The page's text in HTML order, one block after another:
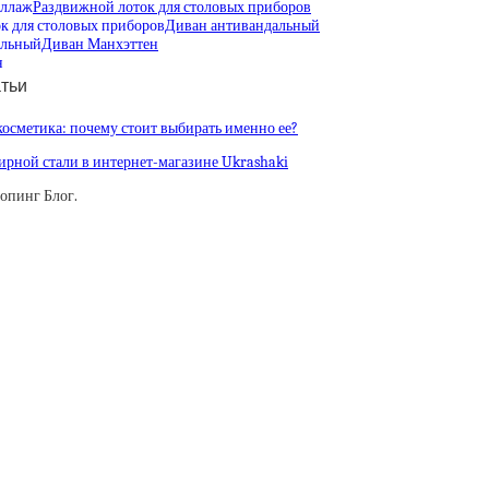
Раздвижной лоток для столовых приборов
Диван антивандальный
Диван Манхэттен
почему стоит выбирать именно ее?
стали в интернет-магазине Ukrashaki
Блог.